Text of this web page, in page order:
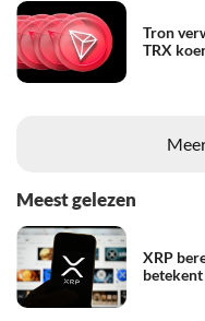
Tron
TRX
Meest gelezen
XRP
betekent